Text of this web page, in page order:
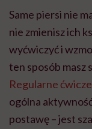
Same piersi nie
nie zmienisz ich
wyćwiczyć i
ten sposób masz
Regularne
ogólna
postawę – jest